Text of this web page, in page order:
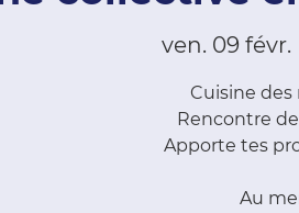
ven. 09 févr.
Cuisine des
Rencontre
Apporte tes
Au